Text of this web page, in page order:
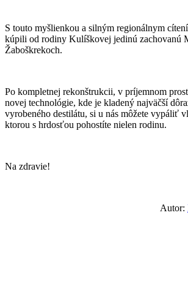
S touto myšlienkou a silným regionálnym
kúpili od rodiny Kulíškovej jedinú zachovanú
Žaboškrekoch.
Po kompletnej rekonštrukcii, v príjemnom
novej technológie, kde je kladený najväčší
vyrobeného destilátu, si u nás môžete vypáliť
ktorou s hrdosťou pohostíte nielen rodinu.
Na zdravie!
Autor: